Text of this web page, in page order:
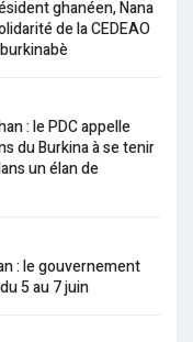
ghanéen, Nana
de la CEDEAO
: le PDC appelle
du Burkina à se tenir
un élan de
: le gouvernement
5 au 7 juin